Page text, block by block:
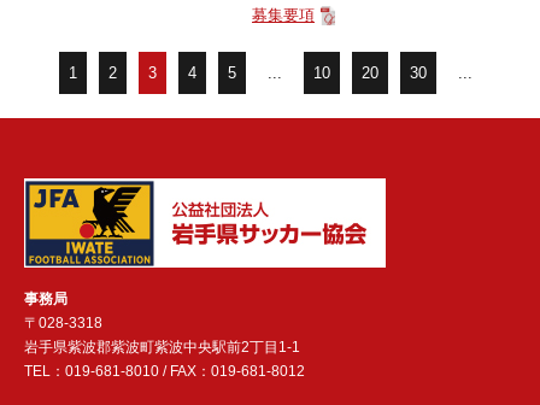
募集要項
1 2 3 4 5 ... 10 20 30 ...
事務局
〒028-3318
岩手県紫波郡紫波町紫波中央駅前2丁目1-1
TEL：019-681-8010 / FAX：019-681-8012